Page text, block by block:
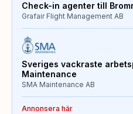
Check-in agenter till
Grafair Flight Management AB
Sveriges vackraste
Maintenance
SMA Maintenance AB
Annonsera här